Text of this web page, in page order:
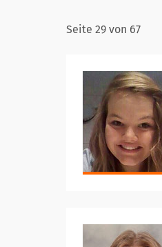
Seite 29 von 67